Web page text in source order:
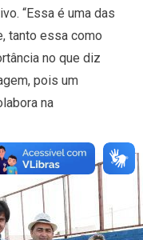
“Essa é uma das
tanto essa como
no que diz
pois um
na